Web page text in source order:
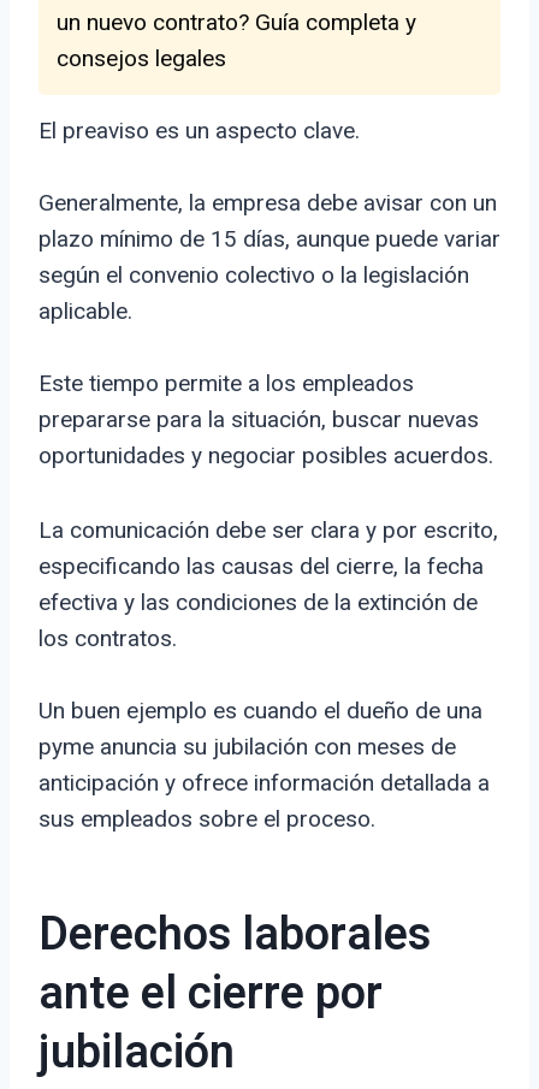
un nuevo contrato? Guía completa y
consejos legales
El preaviso es un aspecto clave.
Generalmente, la empresa debe avisar con un
plazo mínimo de 15 días, aunque puede variar
según el convenio colectivo o la legislación
aplicable.
Este tiempo permite a los empleados
prepararse para la situación, buscar nuevas
oportunidades y negociar posibles acuerdos.
La comunicación debe ser clara y por escrito,
especificando las causas del cierre, la fecha
efectiva y las condiciones de la extinción de
los contratos.
Un buen ejemplo es cuando el dueño de una
pyme anuncia su jubilación con meses de
anticipación y ofrece información detallada a
sus empleados sobre el proceso.
Derechos laborales
ante el cierre por
jubilación